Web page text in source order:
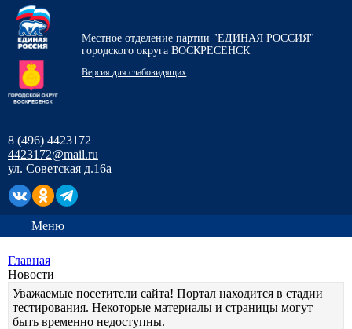
Местное отделение партии "ЕДИНАЯ РОССИЯ"
городского округа ВОСКРЕСЕНСК
Версия для слабовидящих
8 (496) 4423172
4423172@mail.ru
ул. Советская д.16а
Меню
Главная
Новости
Уважаемые посетители сайта! Портал находится в стадии
тестирования. Некоторые материалы и страницы могут
быть временно недоступны.